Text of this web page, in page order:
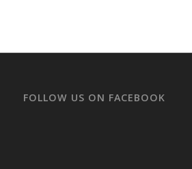
FOLLOW US ON FACEBOOK